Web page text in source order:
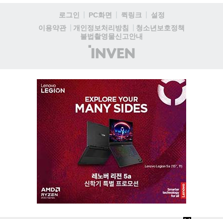
로그인 PC화면 퀵링크
설정
이용약관
개인정보처리방침
청소년보호정책
불법촬영물신고안내
(주)
인